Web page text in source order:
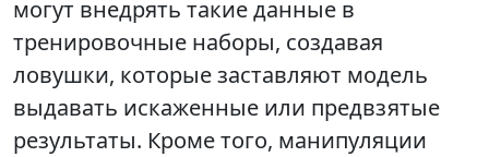
могут внедрять такие данные в
тренировочные наборы, создавая
ловушки, которые заставляют модель
выдавать искаженные или предвзятые
результаты. Кроме того, манипуляции